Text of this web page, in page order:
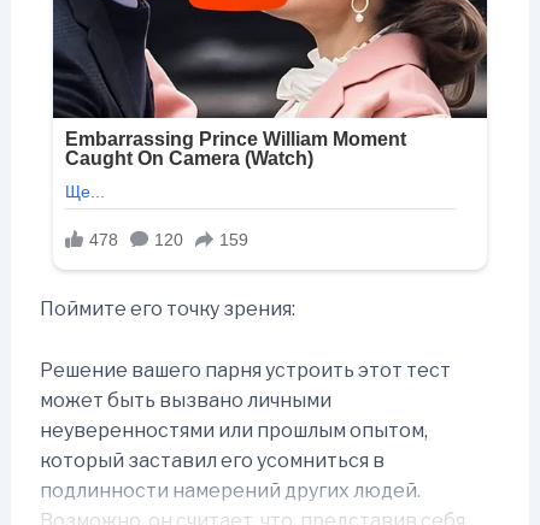
Поймите его точку зрения:
Решение вашего парня устроить этот тест
может быть вызвано личными
неуверенностями или прошлым опытом,
который заставил его усомниться в
подлинности намерений других людей.
Возможно, он считает, что, представив себя